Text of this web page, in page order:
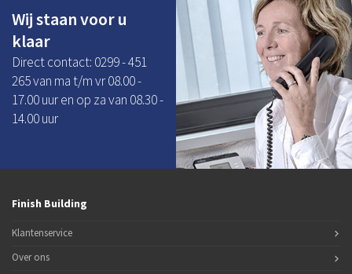
Wij staan voor u
klaar
Direct contact: 0299 - 451
265 van ma t/m vr 08.00 -
17.00 uur en op za van 08.30 -
14.00 uur
Finish Building
Klantenservice
Over ons